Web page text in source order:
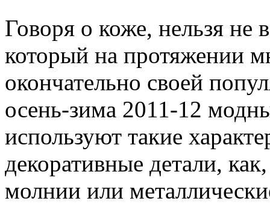
Говоря о коже, нельзя не
который на протяжении
окончательно своей
осень-зима 2011-12
используют такие
декоративные детали,
молнии или